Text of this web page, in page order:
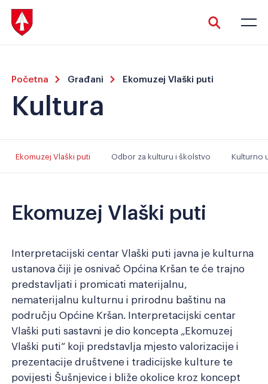
Crno-bijelo Razmak slova
Razmak redova Veliki kursor
Resetiraj alate
Početna Građani Ekomuzej Vlaški puti
Kultura
Ekomuzej Vlaški puti Odbor za kulturu i školstvo Kulturno
Ekomuzej Vlaški puti
Interpretacijski centar Vlaški puti javna je kulturna
ustanova čiji je osnivač Općina Kršan te će trajno
predstavljati i promicati materijalnu,
nematerijalnu kulturnu i prirodnu baštinu na
području Općine Kršan. Interpretacijski centar
Vlaški puti sastavni je dio koncepta „Ekomuzej
Vlaški puti“ koji predstavlja mjesto valorizacije i
prezentacije društvene i tradicijske kulture te
povijesti Šušnjevice i bliže okolice kroz koncept